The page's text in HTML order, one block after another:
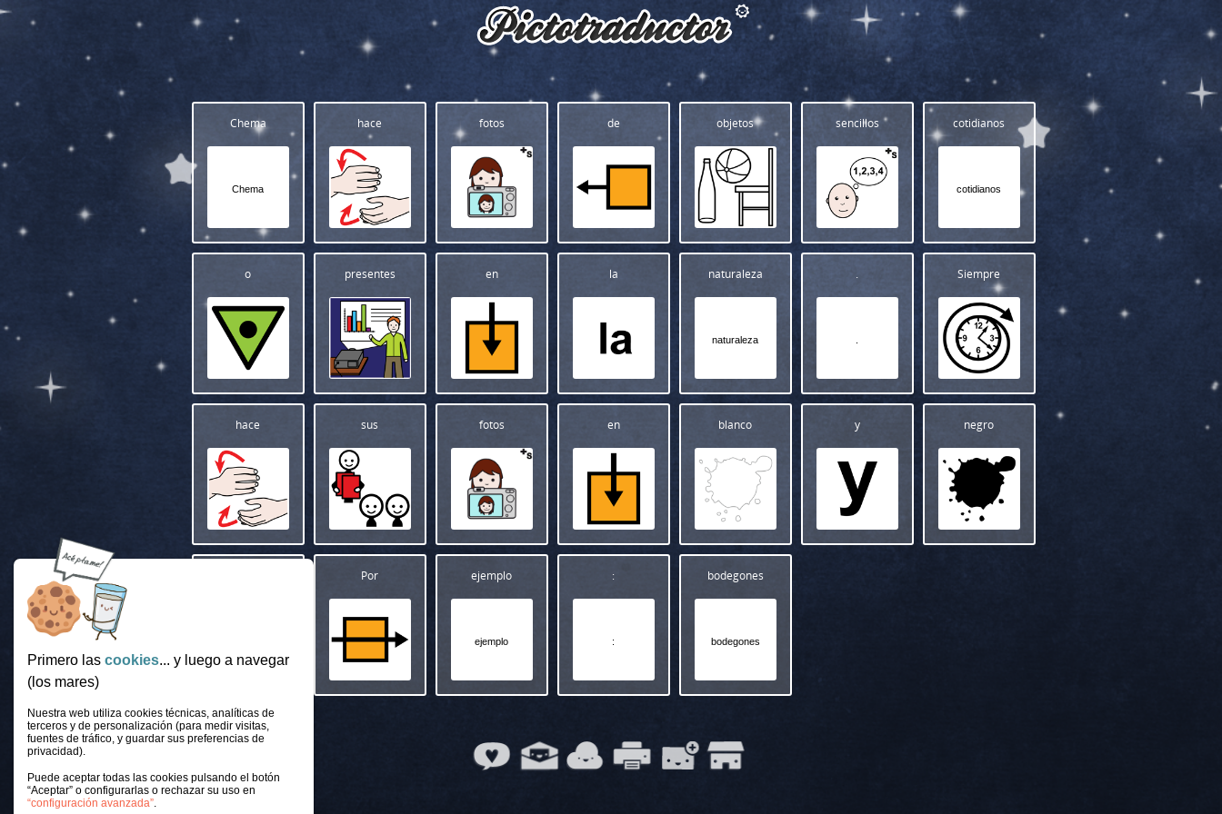
Chema
Chema
hace fotos de objetos sencillos cotidianos
cotidianos
o presentes en la naturaleza
naturaleza
. Siempre
hace sus fotos en blanco y negro
Por ejemplo
ejemplo
:
:
bodegones
bodegones
Primero las cookies... y luego a navegar
(los mares)
Nuestra web utiliza cookies técnicas, analíticas de
terceros y de personalización (para medir visitas,
fuentes de tráfico, y guardar sus preferencias de
privacidad).
Puede aceptar todas las cookies pulsando el botón
“Aceptar” o configurarlas o rechazar su uso en
“configuración avanzada”.